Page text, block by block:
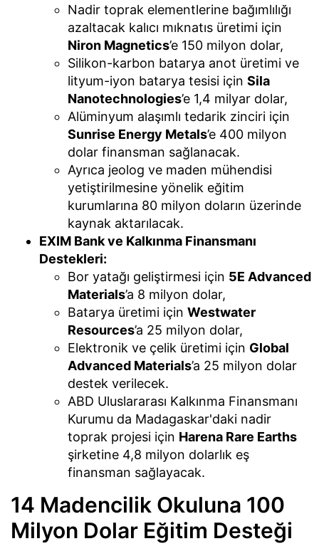
Nadir toprak elementlerine bağımlılığı
azaltacak kalıcı mıknatıs üretimi için
Niron Magnetics’e 150 milyon dolar,
Silikon-karbon batarya anot üretimi ve
lityum-iyon batarya tesisi için Sila
Nanotechnologies’e 1,4 milyar dolar,
Alüminyum alaşımlı tedarik zinciri için
Sunrise Energy Metals’e 400 milyon
dolar finansman sağlanacak.
Ayrıca jeolog ve maden mühendisi
yetiştirilmesine yönelik eğitim
kurumlarına 80 milyon doların üzerinde
kaynak aktarılacak.
EXIM Bank ve Kalkınma Finansmanı
Destekleri:
Bor yatağı geliştirmesi için 5E Advanced
Materials’a 8 milyon dolar,
Batarya üretimi için Westwater
Resources’a 25 milyon dolar,
Elektronik ve çelik üretimi için Global
Advanced Materials’a 25 milyon dolar
destek verilecek.
ABD Uluslararası Kalkınma Finansmanı
Kurumu da Madagaskar'daki nadir
toprak projesi için Harena Rare Earths
şirketine 4,8 milyon dolarlık eş
finansman sağlayacak.
14 Madencilik Okuluna 100
Milyon Dolar Eğitim Desteği